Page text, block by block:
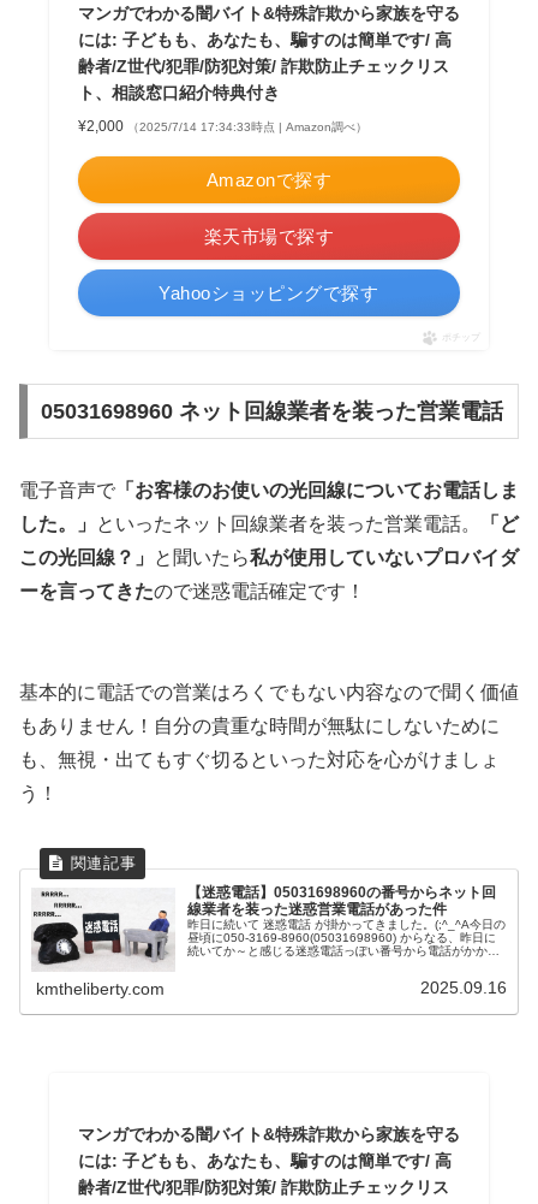
マンガでわかる闇バイト&特殊詐欺から家族を守る
には: 子どもも、あなたも、騙すのは簡単です/ 高
齢者/Z世代/犯罪/防犯対策/ 詐欺防止チェックリス
ト、相談窓口紹介特典付き
¥2,000 （2025/7/14 17:34:33時点 | Amazon調べ）
Amazonで探す
楽天市場で探す
Yahooショッピングで探す
ポチップ
05031698960 ネット回線業者を装った営業電話
電子音声で 「お客様のお使いの光回線についてお電話しま
した。」
といったネット回線業者を装った営業電話。
「ど
この光回線？」
と聞いたら私が使用していないプロバイダ
ーを言ってきたので迷惑電話確定です！
基本的に電話での営業はろくでもない内容なので聞く価値
もありません！自分の貴重な時間が無駄にしないために
も、無視・出てもすぐ切るといった対応を心がけましょ
う！
【迷惑電話】05031698960の番号からネット回
線業者を装った迷惑営業電話があった件
昨日に続いて 迷惑電話 が掛かってきました。(;^_^A今日の
昼頃に050-3169-8960(05031698960) からなる、昨日に
続いてか～と感じる迷惑電話っぽい番号から電話がかかっ
kmtheliberty.com 2025.09.16
マンガでわかる闇バイト&特殊詐欺から家族を守る
には: 子どもも、あなたも、騙すのは簡単です/ 高
齢者/Z世代/犯罪/防犯対策/ 詐欺防止チェックリス